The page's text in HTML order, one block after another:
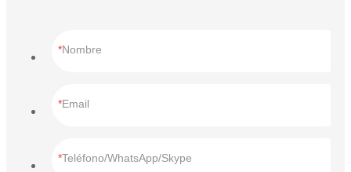
Nombre
Email
Teléfono/WhatsApp/Skype